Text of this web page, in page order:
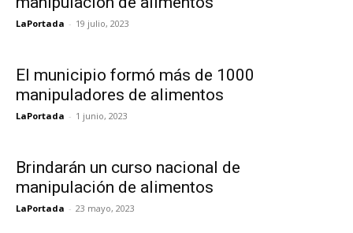
LaPortada - 19 julio, 2023
El municipio formó más de 1000
manipuladores de alimentos
LaPortada - 1 junio, 2023
Brindarán un curso nacional de
manipulación de alimentos
LaPortada - 23 mayo, 2023